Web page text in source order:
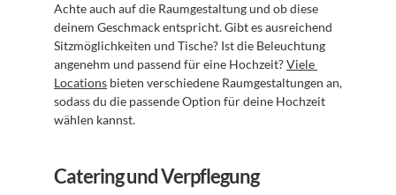
Achte auch auf die Raumgestaltung und ob diese
deinem Geschmack entspricht. Gibt es ausreichend
Sitzmöglichkeiten und Tische? Ist die Beleuchtung
angenehm und passend für eine Hochzeit? Viele
Locations bieten verschiedene Raumgestaltungen an,
sodass du die passende Option für deine Hochzeit
wählen kannst.
Catering und Verpflegung